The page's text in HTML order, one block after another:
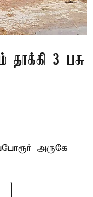
தாக்கி 3 பசு
அருகே